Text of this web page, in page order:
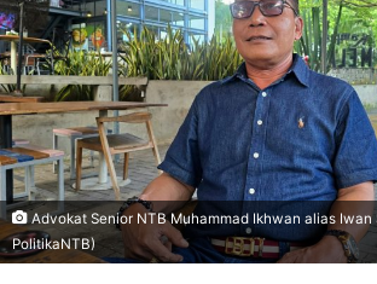
Advokat Senior NTB Muhammad Ikhwan alias Iwan
PolitikaNTB)